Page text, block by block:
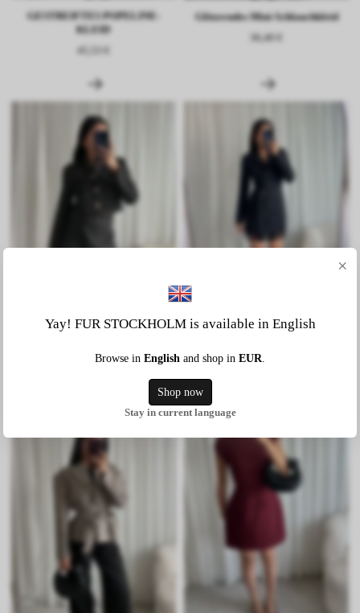
GESTREIFTES POPELINE-
KLEID
45,53 €
Glitzerndes Mini-Schlauchkleid
36,40 €
54,65 €
72,90 €
×
Yay! FUR STOCKHOLM is available in English
Browse in English and shop in EUR.
Shop now
Stay in current language